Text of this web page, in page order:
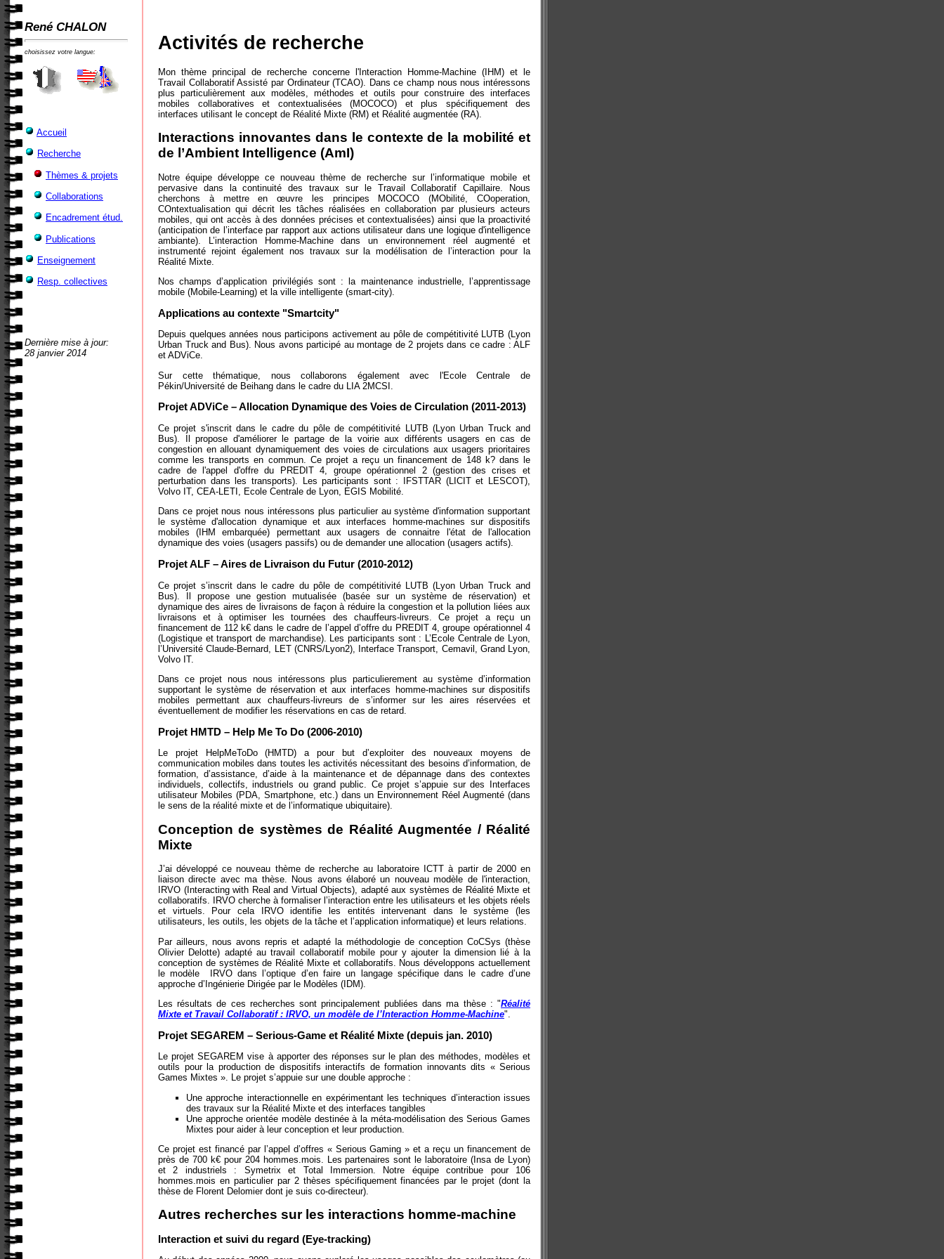
René CHALON
choisissez votre langue:
Accueil
Recherche
Thèmes & projets
Collaborations
Encadrement étud.
Publications
Enseignement
Resp. collectives
Dernière mise à jour:
28 janvier 2014
Activités de recherche
Mon thème principal de recherche concerne l'Interaction Homme-Machine (IHM) et le
Travail Collaboratif Assisté par Ordinateur (TCAO). Dans ce champ nous nous intéressons
plus particulièrement aux modèles, méthodes et outils pour construire des interfaces
mobiles collaboratives et contextualisées (MOCOCO) et plus spécifiquement des
interfaces utilisant le concept de Réalité Mixte (RM) et Réalité augmentée (RA).
Interactions innovantes dans le contexte de la mobilité et
de l’Ambient Intelligence (AmI)
Notre équipe développe ce nouveau thème de recherche sur l’informatique mobile et
pervasive dans la continuité des travaux sur le Travail Collaboratif Capillaire. Nous
cherchons à mettre en œuvre les principes MOCOCO (MObilité, COoperation,
COntextualisation qui décrit les tâches réalisées en collaboration par plusieurs acteurs
mobiles, qui ont accès à des données précises et contextualisées) ainsi que la proactivité
(anticipation de l’interface par rapport aux actions utilisateur dans une logique d'intelligence
ambiante). L’interaction Homme-Machine dans un environnement réel augmenté et
instrumenté rejoint également nos travaux sur la modélisation de l’interaction pour la
Réalité Mixte.
Nos champs d’application privilégiés sont : la maintenance industrielle, l’apprentissage
mobile (Mobile-Learning) et la ville intelligente (smart-city).
Applications au contexte "Smartcity"
Depuis quelques années nous participons activement au pôle de compétitivité LUTB (Lyon
Urban Truck and Bus). Nous avons participé au montage de 2 projets dans ce cadre : ALF
et ADViCe.
Sur cette thématique, nous collaborons également avec l'Ecole Centrale de
Pékin/Université de Beihang dans le cadre du LIA 2MCSI.
Projet ADViCe – Allocation Dynamique des Voies de Circulation (2011-2013)
Ce projet s'inscrit dans le cadre du pôle de compétitivité LUTB (Lyon Urban Truck and
Bus). Il propose d'améliorer le partage de la voirie aux différents usagers en cas de
congestion en allouant dynamiquement des voies de circulations aux usagers prioritaires
comme les transports en commun. Ce projet a reçu un financement de 148 k? dans le
cadre de l'appel d'offre du PREDIT 4, groupe opérationnel 2 (gestion des crises et
perturbation dans les transports). Les participants sont : IFSTTAR (LICIT et LESCOT),
Volvo IT, CEA-LETI, Ecole Centrale de Lyon, EGIS Mobilité.
Dans ce projet nous nous intéressons plus particulier au système d'information supportant
le système d'allocation dynamique et aux interfaces homme-machines sur dispositifs
mobiles (IHM embarquée) permettant aux usagers de connaitre l'état de l'allocation
dynamique des voies (usagers passifs) ou de demander une allocation (usagers actifs).
Projet ALF – Aires de Livraison du Futur (2010-2012)
Ce projet s’inscrit dans le cadre du pôle de compétitivité LUTB (Lyon Urban Truck and
Bus). Il propose une gestion mutualisée (basée sur un système de réservation) et
dynamique des aires de livraisons de façon à réduire la congestion et la pollution liées aux
livraisons et à optimiser les tournées des chauffeurs-livreurs. Ce projet a reçu un
financement de 112 k€ dans le cadre de l’appel d’offre du PREDIT 4, groupe opérationnel 4
(Logistique et transport de marchandise). Les participants sont : L’Ecole Centrale de Lyon,
l’Université Claude-Bernard, LET (CNRS/Lyon2), Interface Transport, Cemavil, Grand Lyon,
Volvo IT.
Dans ce projet nous nous intéressons plus particulierement au système d’information
supportant le système de réservation et aux interfaces homme-machines sur dispositifs
mobiles permettant aux chauffeurs-livreurs de s’informer sur les aires réservées et
éventuellement de modifier les réservations en cas de retard.
Projet HMTD – Help Me To Do (2006-2010)
Le projet HelpMeToDo (HMTD) a pour but d’exploiter des nouveaux moyens de
communication mobiles dans toutes les activités nécessitant des besoins d’information, de
formation, d’assistance, d’aide à la maintenance et de dépannage dans des contextes
individuels, collectifs, industriels ou grand public. Ce projet s’appuie sur des Interfaces
utilisateur Mobiles (PDA, Smartphone, etc.) dans un Environnement Réel Augmenté (dans
le sens de la réalité mixte et de l’informatique ubiquitaire).
Conception de systèmes de Réalité Augmentée / Réalité
Mixte
J’ai développé ce nouveau thème de recherche au laboratoire ICTT à partir de 2000 en
liaison directe avec ma thèse. Nous avons élaboré un nouveau modèle de l'interaction,
IRVO (Interacting with Real and Virtual Objects), adapté aux systèmes de Réalité Mixte et
collaboratifs. IRVO cherche à formaliser l’interaction entre les utilisateurs et les objets réels
et virtuels. Pour cela IRVO identifie les entités intervenant dans le système (les
utilisateurs, les outils, les objets de la tâche et l’application informatique) et leurs relations.
Par ailleurs, nous avons repris et adapté la méthodologie de conception CoCSys (thèse
Olivier Delotte) adapté au travail collaboratif mobile pour y ajouter la dimension lié à la
conception de systèmes de Réalité Mixte et collaboratifs. Nous développons actuellement
le modèle IRVO dans l’optique d’en faire un langage spécifique dans le cadre d’une
approche d’Ingénierie Dirigée par le Modèles (IDM).
Les résultats de ces recherches sont principalement publiées dans ma thèse : "Réalité
Mixte et Travail Collaboratif : IRVO, un modèle de l’Interaction Homme-Machine".
Projet SEGAREM – Serious-Game et Réalité Mixte (depuis jan. 2010)
Le projet SEGAREM vise à apporter des réponses sur le plan des méthodes, modèles et
outils pour la production de dispositifs interactifs de formation innovants dits « Serious
Games Mixtes ». Le projet s’appuie sur une double approche :
Une approche interactionnelle en expérimentant les techniques d’interaction issues
des travaux sur la Réalité Mixte et des interfaces tangibles
Une approche orientée modèle destinée à la méta-modélisation des Serious Games
Mixtes pour aider à leur conception et leur production.
Ce projet est financé par l’appel d’offres « Serious Gaming » et a reçu un financement de
près de 700 k€ pour 204 hommes.mois. Les partenaires sont le laboratoire (Insa de Lyon)
et 2 industriels : Symetrix et Total Immersion. Notre équipe contribue pour 106
hommes.mois en particulier par 2 thèses spécifiquement financées par le projet (dont la
thèse de Florent Delomier dont je suis co-directeur).
Autres recherches sur les interactions homme-machine
Interaction et suivi du regard (Eye-tracking)